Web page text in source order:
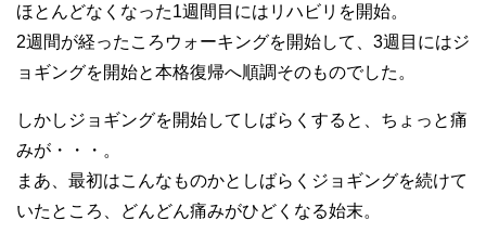
ほとんどなくなった1週間目にはリハビリを開始。
2週間が経ったころウォーキングを開始して、3週目にはジ
ョギングを開始と本格復帰へ順調そのものでした。
しかしジョギングを開始してしばらくすると、ちょっと痛
みが・・・。
まあ、最初はこんなものかとしばらくジョギングを続けて
いたところ、どんどん痛みがひどくなる始末。